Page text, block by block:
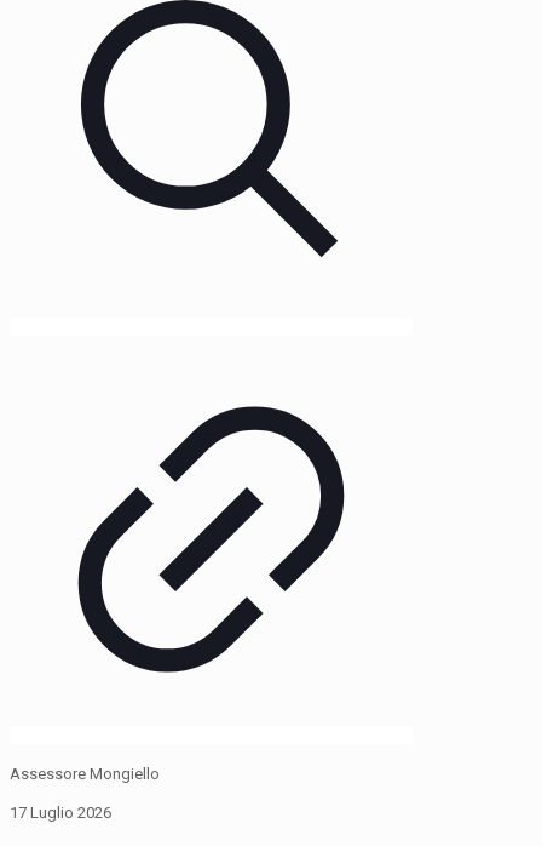
Assessore Mongiello
17 Luglio 2026